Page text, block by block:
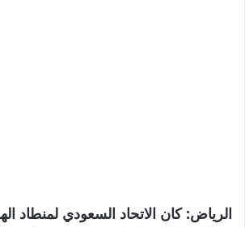
الرياض: كان الاتحاد السعودي لمنطاد